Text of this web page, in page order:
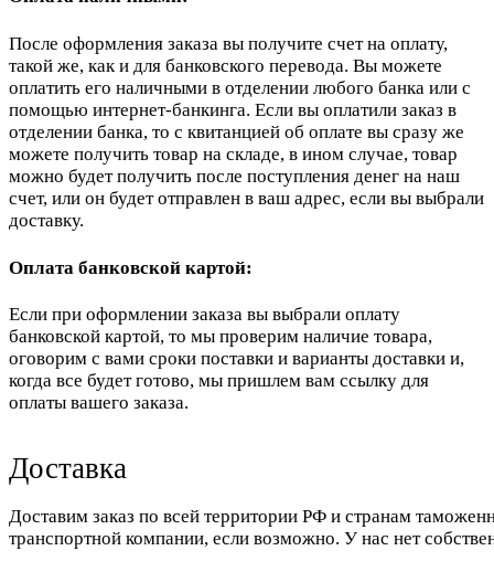
После оформления заказа вы получите счет на оплату,
такой же, как и для банковского перевода. Вы можете
оплатить его наличными в отделении любого банка или с
помощью интернет-банкинга. Если вы оплатили заказ в
отделении банка, то с квитанцией об оплате вы сразу же
можете получить товар на складе, в ином случае, товар
можно будет получить после поступления денег на наш
счет, или он будет отправлен в ваш адрес, если вы выбрали
доставку.
Оплата банковской картой:
Если при оформлении заказа вы выбрали оплату
банковской картой, то мы проверим наличие товара,
оговорим с вами сроки поставки и варианты доставки и,
когда все будет готово, мы пришлем вам ссылку для
оплаты вашего заказа.
Доставка
Доставим заказ по всей территории РФ и странам
транспортной компании, если возможно. У нас нет